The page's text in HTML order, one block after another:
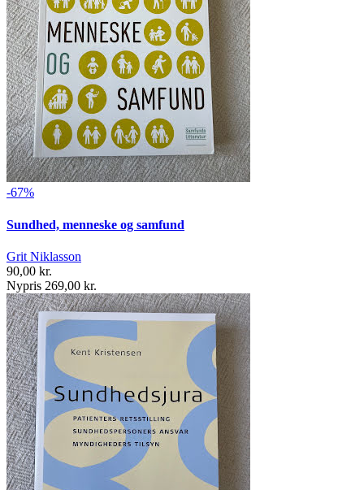
-67%
Sundhed, menneske og samfund
Grit Niklasson
90,00 kr.
Nypris 269,00 kr.